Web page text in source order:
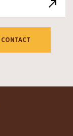
CONTACT